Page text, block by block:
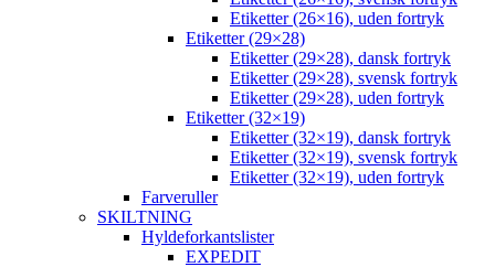
Etiketter (26×16), uden fortryk
Etiketter (29×28)
Etiketter (29×28), dansk fortryk
Etiketter (29×28), svensk fortryk
Etiketter (29×28), uden fortryk
Etiketter (32×19)
Etiketter (32×19), dansk fortryk
Etiketter (32×19), svensk fortryk
Etiketter (32×19), uden fortryk
Farveruller
SKILTNING
Hyldeforkantslister
EXPEDIT